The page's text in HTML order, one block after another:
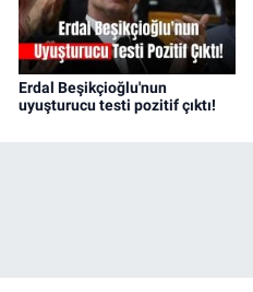
Erdal Beşikçioğlu'nun
uyuşturucu testi pozitif çıktı!